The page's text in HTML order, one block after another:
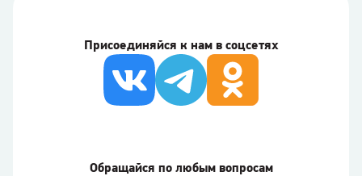
Присоединяйся к нам в соцсетях
Обращайся по любым вопросам